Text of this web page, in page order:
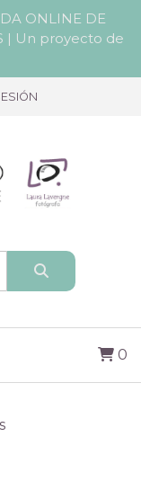
ONLINE DE
| Un proyecto de
0